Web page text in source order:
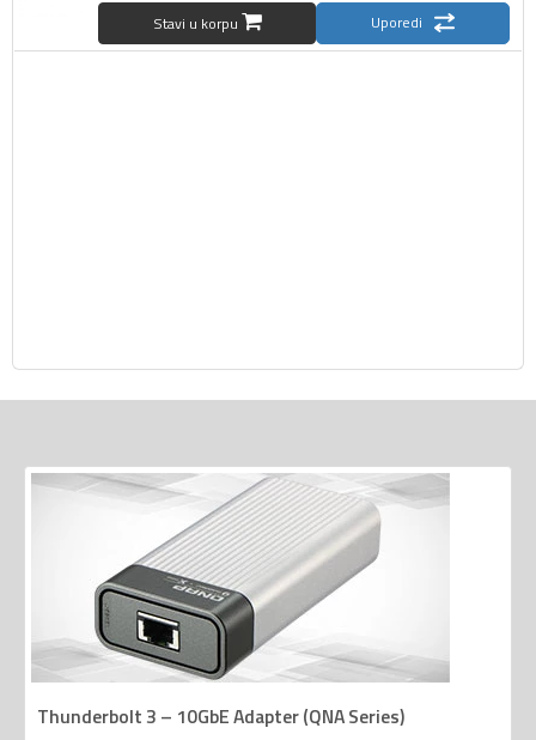
Stavi u korpu Uporedi
Thunderbolt 3 – 10GbE Adapter (QNA Series)